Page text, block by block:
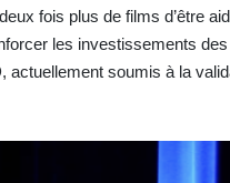
fois plus de films d’être
les investissements
actuellement soumis à la